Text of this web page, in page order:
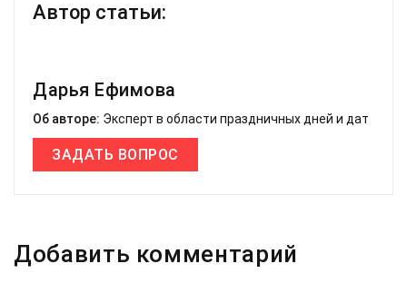
Автор статьи:
Дарья Ефимова
Об авторе: Эксперт в области праздничных дней и дат
ЗАДАТЬ ВОПРОС
Добавить комментарий